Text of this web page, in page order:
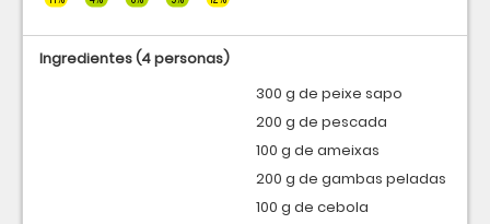
Ingredientes(4 personas)
300 g de peixe sapo
200 g de pescada
100 g de ameixas
200 g de gambas peladas
100 g de cebola